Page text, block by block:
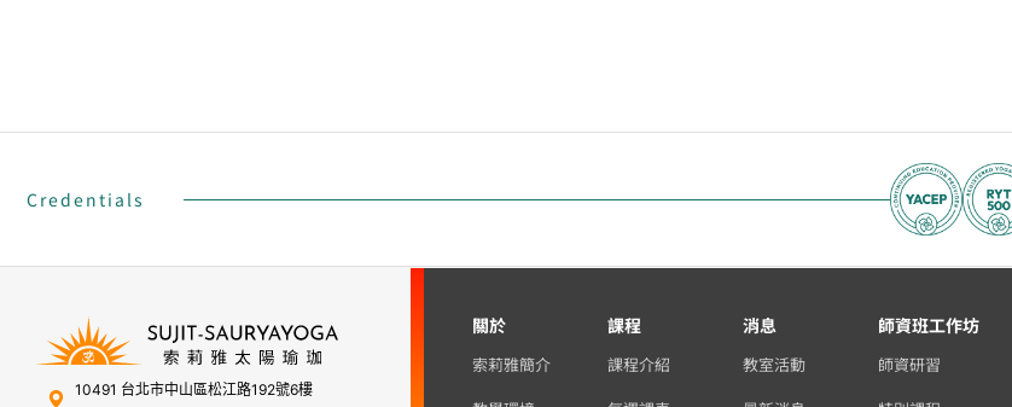
Credentials
10491 台北市中山區松江路192號6樓
關於
索莉雅簡介
課程
課程介紹
消息
教室活動
師資班工作坊
師資研習